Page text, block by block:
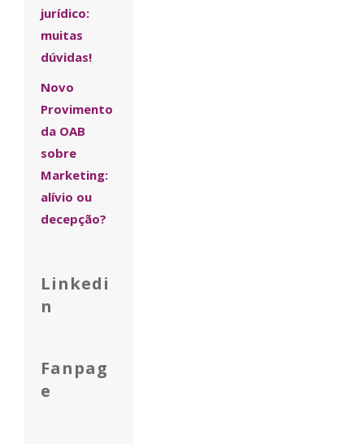
jurídico:
muitas
dúvidas!
Novo
Provimento
da OAB
sobre
Marketing:
alívio ou
decepção?
Linkedi
n
Fanpag
e